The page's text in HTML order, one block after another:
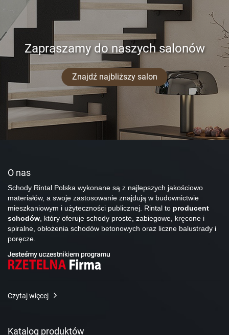
Zapraszamy do naszych salonów
Znajdź najbliższy salon
O nas
Schody Rintal Polska wykonane są z najlepszych jakościowo
materiałów, a swoje zastosowanie znajdują w budownictwie
mieszkaniowym i użyteczności publicznej. Rintal to producent
schodów, który oferuje schody proste, zabiegowe, kręcone i
spiralne, obłożenia schodów betonowych oraz liczne balustrady i
poręcze.
Czytaj więcej
Katalog produktów